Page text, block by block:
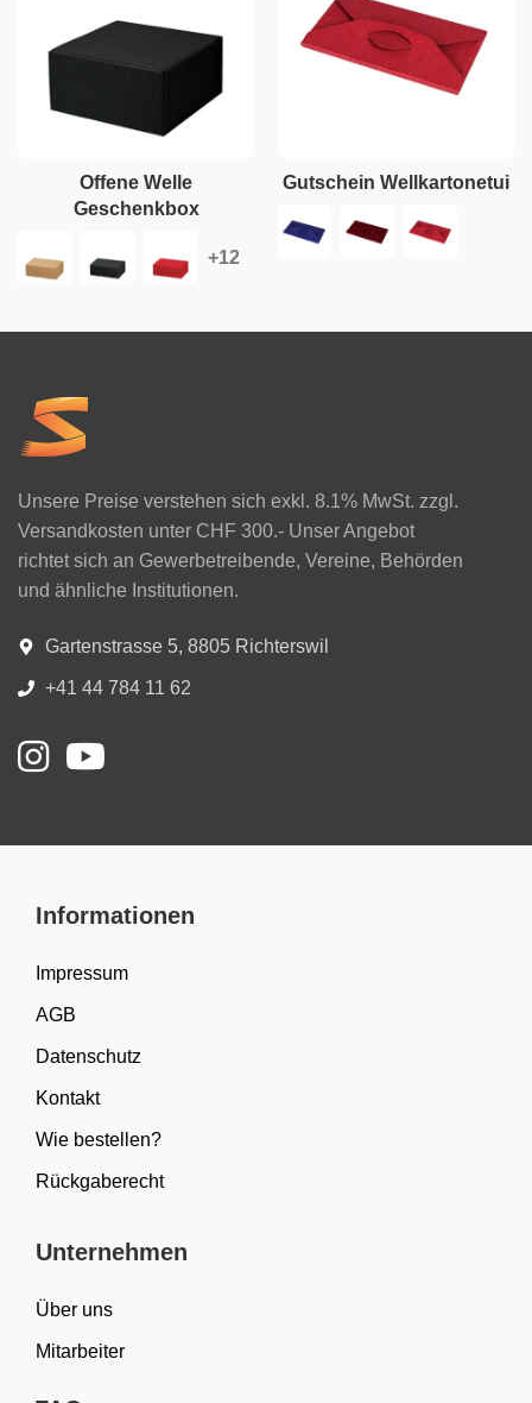
Offene Welle
Geschenkbox
Gutschein Wellkartonetui
Unsere Preise verstehen sich exkl. 8.1% MwSt. zzgl.
Versandkosten unter CHF 300.- Unser Angebot
richtet sich an Gewerbetreibende, Vereine, Behörden
und ähnliche Institutionen.
Gartenstrasse 5, 8805 Richterswil
+41 44 784 11 62
Informationen
Impressum
AGB
Datenschutz
Kontakt
Wie bestellen?
Rückgaberecht
Unternehmen
Über uns
Mitarbeiter